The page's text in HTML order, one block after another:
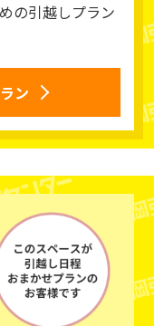
の引越しプラン
ン